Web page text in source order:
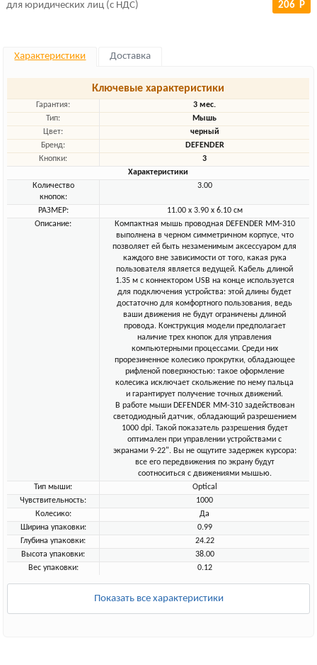
для юридических лиц (с НДС) 206 Р
Характеристики Доставка
Ключевые характеристики
Гарантия:
3 мес.
Тип:
Мышь
Цвет:
черный
Бренд:
DEFENDER
Кнопки:
3
Характеристики
Количество
кнопок:
3.00
РАЗМЕР:
11.00 x 3.90 x 6.10 см
Описание:
Компактная мышь проводная DEFENDER MM-310
выполнена в черном симметричном корпусе, что
позволяет ей быть незаменимым аксессуаром для
каждого вне зависимости от того, какая рука
пользователя является ведущей. Кабель длиной
1.35 м с коннектором USB на конце используется
для подключения устройства: этой длины будет
достаточно для комфортного пользования, ведь
ваши движения не будут ограничены длиной
провода. Конструкция модели предполагает
наличие трех кнопок для управления
компьютерными процессами. Среди них
прорезиненное колесико прокрутки, обладающее
рифленой поверхностью: такое оформление
колесика исключает скольжение по нему пальца
и гарантирует получение точных движений.
В работе мыши DEFENDER MM-310 задействован
светодиодный датчик, обладающий разрешением
1000 dpi. Такой показатель разрешения будет
оптимален при управлении устройствами с
экранами 9-22". Вы не ощутите задержек курсора:
все его передвижения по экрану будут
соотноситься с движениями мышью.
Тип мыши:
Optical
Чувствительность:
1000
Колесико:
Да
Ширина упаковки:
0.99
Глубина упаковки:
24.22
Высота упаковки:
38.00
Вес упаковки:
0.12
Показать все характеристики